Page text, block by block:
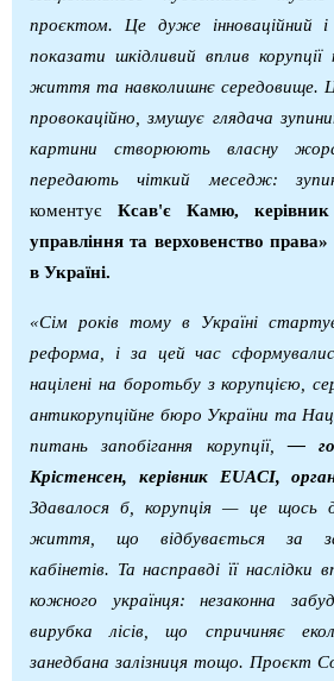
проєктом. Це дуже інноваційний і
показати шкідливий вплив
життя та навколишнє середовище.
провокаційно, змушує глядача
картини створюють власну
передають чіткий меседж:
коментує
Ксав'є Камю, керівник
управління та верховенство
в Україні.
«Сім років тому в Україні
реформа
і за цей час
націлені на боротьбу з корупцією ,
антикорупційне бюро України та
питань
запобігання корупції,—
Крістенсен, керівник EUACI,
Здавалося б ,корупція — це щось
життя
що відбувається за
кабінетів. Та насправді її наслідки
кожного
українця:незаконна
вирубка
лісів ,що спричиняє
занедбана залізниця тощо. Проєкт